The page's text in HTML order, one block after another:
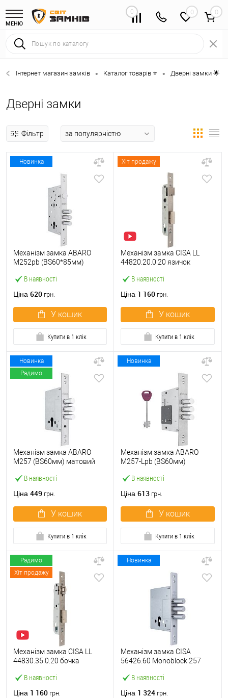
МЕНЮ
0 0
Інтернет магазин замків • Каталог товарів ⭐ • Дверні замки 🌟
Дверні замки
Фільтр
Новинка
В наявності
Механізм замка ABARO
M252pb (BS60*85мм)
пакування без зв.планки
Ціна 620 грн.
У кошик
Купити в 1 клік
Хіт продажу
В наявності
Механізм замка CISA LL
44820.20.0.20 язичок
нержавіюча сталь
Ціна 1 160 грн.
У кошик
Купити в 1 клік
Новинка
Радимо
В наявності
Механізм замка ABARO
M257 (BS60мм) матовий
Ціна 449 грн.
У кошик
Купити в 1 клік
Новинка
В наявності
Механізм замка ABARO
M257-Lpb (BS60мм)
тех.пакування.без
Ціна 613 грн.
У кошик
Купити в 1 клік
Радимо
Хіт продажу
В наявності
Механізм замка CISA LL
44830.35.0.20 бочка
нержавіюча сталь
Ціна 1 160 грн.
Новинка
В наявності
Механізм замка CISA
56426.60 Monoblock 257
Ціна 1 324 грн.